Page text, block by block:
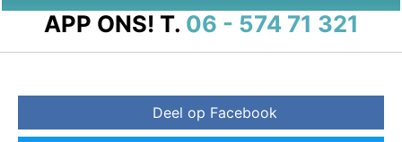
APP ONS! T. 06 - 574 71 321
Deel op Facebook